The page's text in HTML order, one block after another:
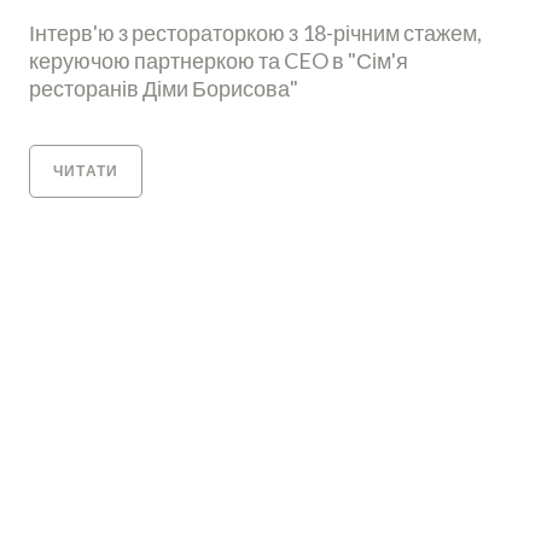
Інтерв'ю з рестораторкою з 18-річним стажем,
керуючою партнеркою та CEO в "Сім'я
ресторанів Діми Борисова"
ЧИТАТИ